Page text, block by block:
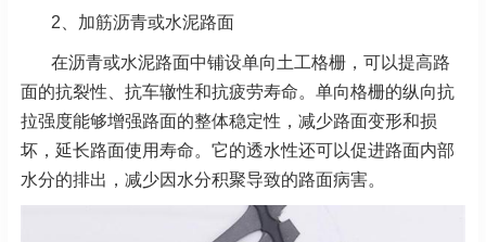
2、加筋沥青或水泥路面
在沥青或水泥路面中铺设单向土工格栅，可以提高路
面的抗裂性、抗车辙性和抗疲劳寿命。单向格栅的纵向抗
拉强度能够增强路面的整体稳定性，减少路面变形和损
坏，延长路面使用寿命。它的透水性还可以促进路面内部
水分的排出，减少因水分积聚导致的路面病害。